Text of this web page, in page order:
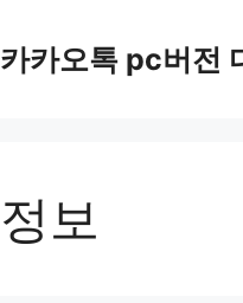
카카오톡 pc버전
정보